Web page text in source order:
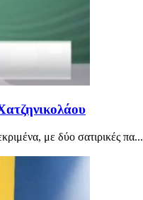
με δύο σατιρικές πα...